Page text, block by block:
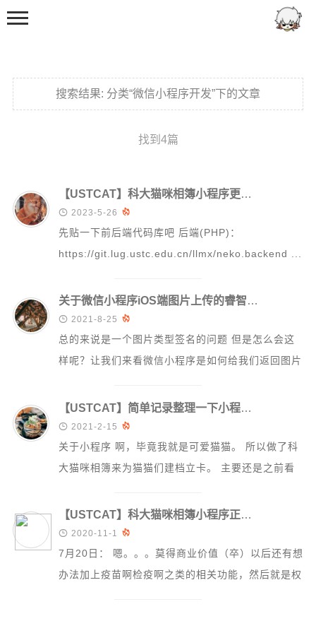
搜索结果: 分类“微信小程序开发”下的文章
找到4篇
【USTCAT】科大猫咪相簿小程序更新 2.4.0
 2023-5-26 
先贴一下前后端代码库吧 后端(PHP)：
https://git.lug.ustc.edu.cn/llmx/neko.backend ...
关于微信小程序iOS端图片上传的睿智问题——困扰了我好久，令人窒息
 2021-8-25 
总的来说是一个图片类型签名的问题 但是怎么会这
样呢？让我们来看微信小程序是如何给我们返回图片
【USTCAT】简单记录整理一下小程序制作中踩的坑
 2021-2-15 
关于小程序 啊，毕竟我就是可爱猫猫。 所以做了科
大猫咪相簿来为猫猫们建档立卡。 主要还是之前看
【USTCAT】科大猫咪相簿小程序正式上线啦~
 2020-11-1 
7月20日： 嗯。。。莫得商业价值（卒）以后还有想
办法加上疫苗啊检疫啊之类的相关功能，然后就是权
分类
娱乐
技术
微信小程序开发
记录
科研
更多
关于本喵
友情链接
标签云